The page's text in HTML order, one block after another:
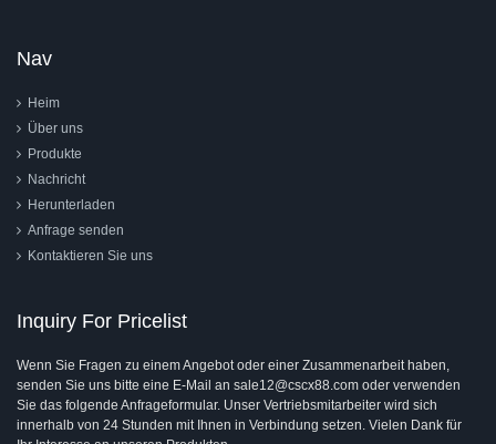
Nav
Heim
Über uns
Produkte
Nachricht
Herunterladen
Anfrage senden
Kontaktieren Sie uns
Inquiry For Pricelist
Wenn Sie Fragen zu einem Angebot oder einer Zusammenarbeit haben,
senden Sie uns bitte eine E-Mail an sale12@cscx88.com oder verwenden
Sie das folgende Anfrageformular. Unser Vertriebsmitarbeiter wird sich
innerhalb von 24 Stunden mit Ihnen in Verbindung setzen. Vielen Dank für